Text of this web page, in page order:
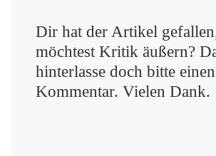
Dir hat der Artikel
möchtest Kritik äußern?
hinterlasse doch bitte einen
Kommentar. Vielen Dank.